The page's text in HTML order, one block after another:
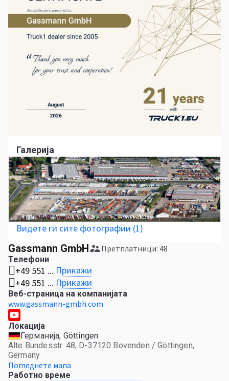
Gassmann GmbH Претплатници: 48
Телефони
+49 551 ... Прикажи
+49 551 ... Прикажи
Веб-страница на компанијата
www.gassmann-gmbh.com
Локација
Германија, Göttingen
Alte Bundesstr. 48, D-37120 Bovenden / Göttingen,
Germany
Погледнете мапа
Работно време
Галерија
Видете ги сите фотографии (1)